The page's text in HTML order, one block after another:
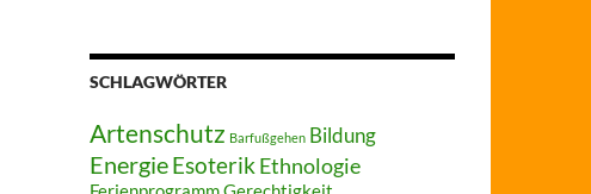
SCHLAGWÖRTER
Artenschutz Barfußgehen Bildung
EnergieEsoterik Ethnologie